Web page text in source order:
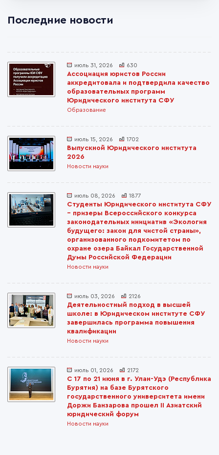
Последние новости
июль 31, 2026 630
Ассоциация юристов России
аккредитовала и подтвердила качество
образовательных программ
Юридического института СФУ
Образование
июль 15, 2026 1702
Выпускной Юридического института
2026
Новости науки
июль 08, 2026 1877
Студенты Юридического института СФУ
– призеры Всероссийского конкурса
законодательных инициатив «Экология
будущего: закон для чистой страны»,
организованного подкомитетом по
охране озера Байкал Государственной
Думы Российской Федерации
Новости науки
июль 03, 2026 2126
Деятельностный подход в высшей
школе: в Юридическом институте СФУ
завершилась программа повышения
квалификации
Новости науки
июль 01, 2026 2172
С 17 по 21 июня в г. Улан-Удэ (Республика
Бурятия) на базе Бурятского
государственного университета имени
Доржи Банзарова прошел II Азиатский
юридический форум
Новости науки